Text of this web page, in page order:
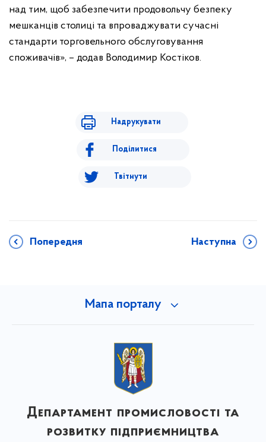
над тим, щоб забезпечити продовольчу безпеку
мешканців столиці та впроваджувати сучасні
стандарти торговельного обслуговування
споживачів», – додав Володимир Костіков.
Надрукувати
Поділитися
Твітнути
Попередня Наступна
Мапа порталу
Департамент промисловості та
розвитку підприємництва